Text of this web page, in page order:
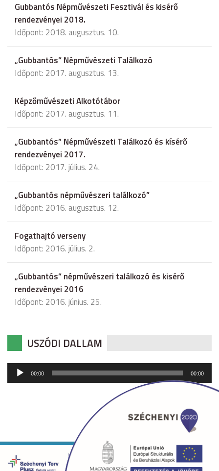
Gubbantós Népművészeti Fesztivál és kisérő
rendezvényei 2018.
Időpont: 2018. augusztus. 10.
„Gubbantós” Népművészeti Találkozó
Időpont: 2017. augusztus. 13.
Képzőművészeti Alkotótábor
Időpont: 2017. augusztus. 11.
„Gubbantós” Népművészeti Találkozó és kísérő
rendezvényei 2017.
Időpont: 2017. július. 24.
„Gubbantós népművészeri találkozó”
Időpont: 2016. augusztus. 12.
Fogathajtó verseny
Időpont: 2016. július. 2.
„Gubbantós” népművészeri találkozó és kisérő
rendezvényei 2016
Időpont: 2016. június. 25.
USZÓDI DALLAM
Audió
lejátszó
00:00 00:00
Copyright © 2026 uszod.hu Minden jog fenntartva. •